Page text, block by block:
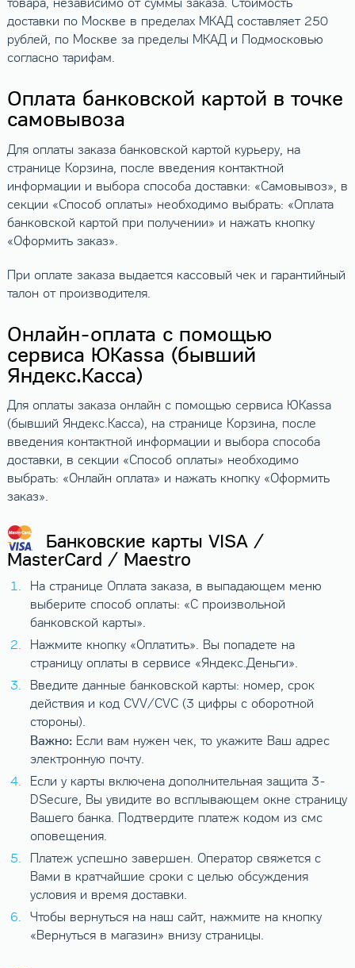
товара, независимо от суммы заказа. Стоимость
доставки по Москве в пределах МКАД составляет 250
рублей, по Москве за пределы МКАД и Подмосковью
согласно тарифам.
Оплата банковской картой в точке
самовывоза
Для оплаты заказа банковской картой курьеру, на
странице Корзина, после введения контактной
информации и выбора способа доставки: «Самовывоз», в
секции «Способ оплаты» необходимо выбрать: «Оплата
банковской картой при получении» и нажать кнопку
«Оформить заказ».
При оплате заказа выдается кассовый чек и гарантийный
талон от производителя.
Онлайн-оплата с помощью
сервиса ЮKassa (бывший
Яндекс.Касса)
Для оплаты заказа онлайн с помощью сервиса ЮKassa
(бывший Яндекс.Касса), на странице Корзина, после
введения контактной информации и выбора способа
доставки, в секции «Способ оплаты» необходимо
выбрать: «Онлайн оплата» и нажать кнопку «Оформить
заказ».
Банковские карты VISA /
MasterCard / Maestro
На странице Оплата заказа, в выпадающем меню
выберите способ оплаты: «С произвольной
банковской карты».
Нажмите кнопку «Оплатить». Вы попадете на
страницу оплаты в сервисе «Яндекс.Деньги».
Введите данные банковской карты: номер, срок
действия и код CVV/CVC (3 цифры с оборотной
стороны).
Важно:Если вам нужен чек, то укажите Ваш адрес
электронную почту.
Если у карты включена дополнительная защита 3-
DSecure, Вы увидите во всплывающем окне страницу
Вашего банка. Подтвердите платеж кодом из смс
оповещения.
Платеж успешно завершен. Оператор свяжется с
Вами в кратчайшие сроки с целью обсуждения
условия и время доставки.
Чтобы вернуться на наш сайт, нажмите на кнопку
«Вернуться в магазин» внизу страницы.